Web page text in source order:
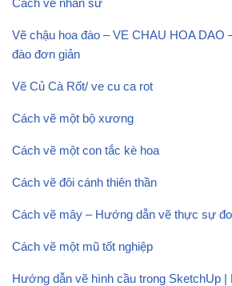
Cách vẽ nhân sư
Vẽ chậu hoa đào – VE CHAU HOA DAO
đào đơn giản
Vẽ Củ Cà Rốt/ ve cu ca rot
Cách vẽ một bộ xương
Cách vẽ một con tắc kè hoa
Cách vẽ đôi cánh thiên thần
Cách vẽ mây – Hướng dẫn vẽ thực sự
Cách vẽ một mũ tốt nghiệp
Hướng dẫn vẽ hình cầu trong SketchUp